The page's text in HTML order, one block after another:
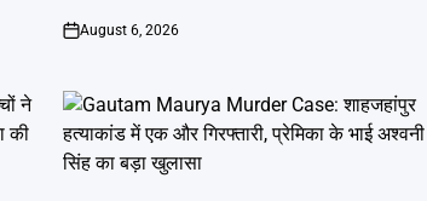
on
August 6, 2026